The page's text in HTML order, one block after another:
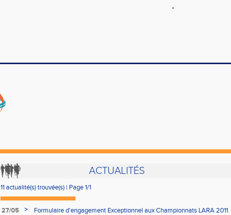
ACTUALITÉS
11 actualité(s) trouvée(s) | Page 1/1
27/05 >
Formulaire d'engagement Exceptionnel aux Championnats LARA 2011